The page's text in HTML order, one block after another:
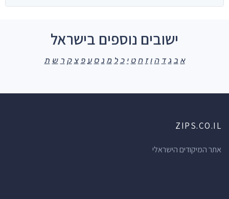
ישובים נוספים בישראל
א ב ג ד ה ו ז ח ט י כ ל מ נ ס ע פ צ ק ר ש ת
ZIPS.CO.IL
אתר המיקודים הישראלי